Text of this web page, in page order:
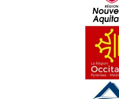
Rambalh de la Sent-
Virabal - Eveniments
Rencontra d'autors a